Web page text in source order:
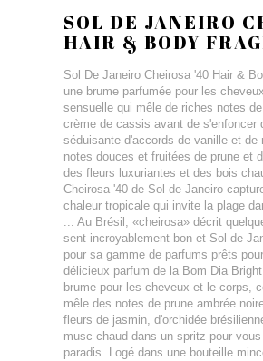
SOL DE JANEIRO
HAIR & BODY
Sol De Janeiro Cheirosa '40 Hair &
une brume parfumée pour les
sensuelle qui mêle de riches notes
crème de cassis avant de s'enfoncer
séduisante d'accords de vanille et de
notes douces et fruitées de prune et
des fleurs luxuriantes et des bois
Cheirosa '40 de Sol de Janeiro
chaleur tropicale qui invite la plage
... Au Brésil, «cheirosa» décrit
sent incroyablement bon et Sol de
pour sa gamme de parfums prêts
délicieux parfum de la Bom Dia
brume pour les cheveux et le corps,
mêle des notes de prune ambrée
fleurs de jasmin, d'orchidée
musc chaud dans un spritz pour
paradis. Logé dans une bouteille